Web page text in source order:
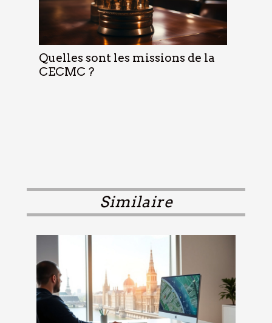
Quelles sont les missions de la
CECMC ?
Similaire